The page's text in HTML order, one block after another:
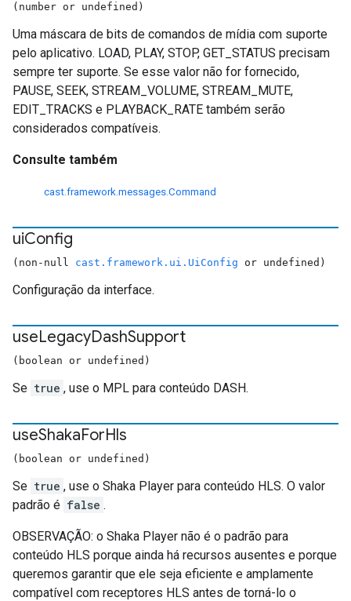
(number or undefined)
Uma máscara de bits de comandos de mídia com suporte
pelo aplicativo. LOAD, PLAY, STOP, GET_STATUS precisam
sempre ter suporte. Se esse valor não for fornecido,
PAUSE, SEEK, STREAM_VOLUME, STREAM_MUTE,
EDIT_TRACKS e PLAYBACK_RATE também serão
considerados compatíveis.
Consulte também
cast.framework.messages.Command
uiConfig
(non-null cast.framework.ui.UiConfig or undefined)
Configuração da interface.
useLegacyDashSupport
(boolean or undefined)
Se true , use o MPL para conteúdo DASH.
useShakaForHls
(boolean or undefined)
Se true , use o Shaka Player para conteúdo HLS. O valor
padrão é false .
OBSERVAÇÃO: o Shaka Player não é o padrão para
conteúdo HLS porque ainda há recursos ausentes e porque
queremos garantir que ele seja eficiente e amplamente
compatível com receptores HLS antes de torná-lo o